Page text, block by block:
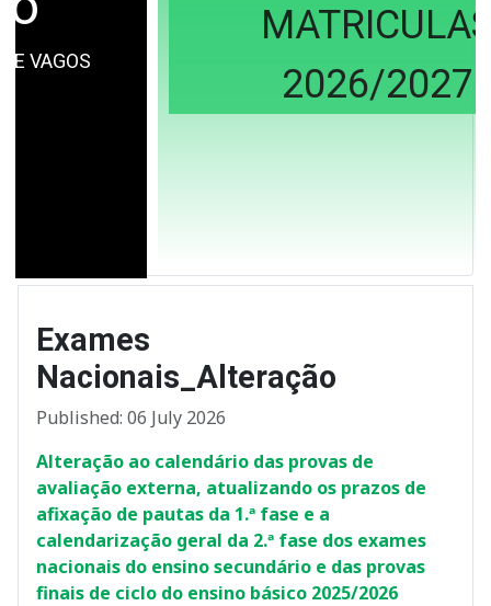
MATRICULAS
2026/2027
Exames
Nacionais_Alteração
Published: 06 July 2026
Alteração ao calendário das provas de
avaliação externa, atualizando os prazos de
afixação de pautas da 1.ª fase e a
calendarização geral da 2.ª fase dos exames
nacionais do ensino secundário e das provas
finais de ciclo do ensino básico 2025/2026